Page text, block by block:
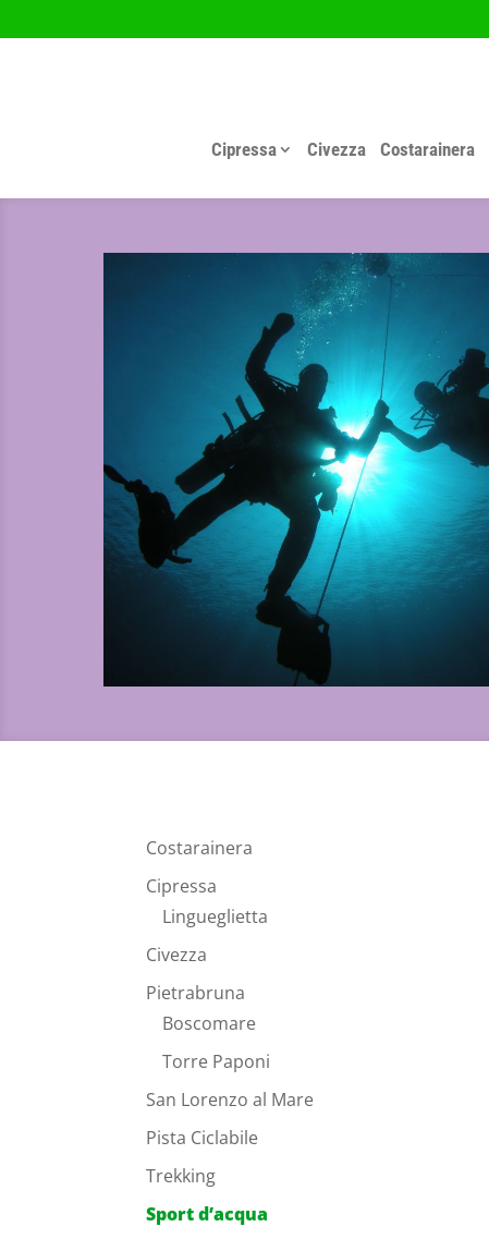
Cipressa Civezza Costarainera
Costarainera
Cipressa
Lingueglietta
Civezza
Pietrabruna
Boscomare
Torre Paponi
San Lorenzo al Mare
Pista Ciclabile
Trekking
Sport d’acqua